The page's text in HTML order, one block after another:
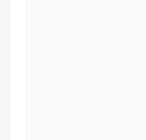
معهما